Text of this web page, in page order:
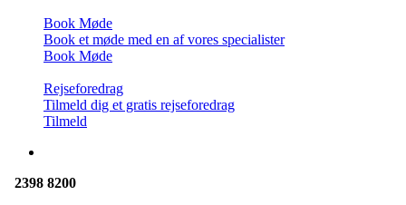
Book Møde
Book et møde med en af vores specialister
Book Møde
Rejseforedrag
Tilmeld dig et gratis rejseforedrag
Tilmeld
2398 8200